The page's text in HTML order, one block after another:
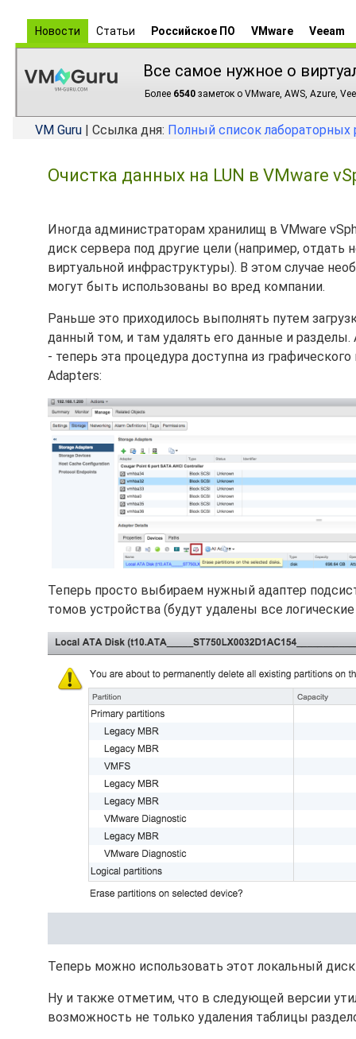
Новости Статьи Российское ПО VMware Veeam
Все самое нужное о
Более 6540 заметок о VMware, AWS, Azure,
VM Guru | Ссылка дня: Полный список лабораторных
Очистка данных на LUN в VMware
Иногда администраторам хранилищ в VMware
диск сервера под другие цели (например,
виртуальной инфраструктуры). В этом случае
могут быть использованы во вред компании.
Раньше это приходилось выполнять путем
данный том, и там удалять его данные и
- теперь эта процедура доступна из
Adapters:
Теперь просто выбираем нужный адаптер
томов устройства (будут удалены все
Теперь можно использовать этот локальный
Ну и также отметим, что в следующей версии
возможность не только удаления таблицы